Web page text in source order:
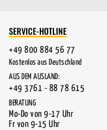
SERVICE-HOTLINE
+49 800 884 56 77
Kostenlos aus Deutschland
AUS DEM AUSLAND:
+49 3761 - 88 78 615
BERATUNG
Mo-Do von 9-17 Uhr
Fr von 9-15 Uhr